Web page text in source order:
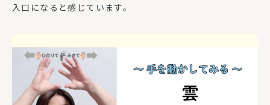
入口になると感じています。